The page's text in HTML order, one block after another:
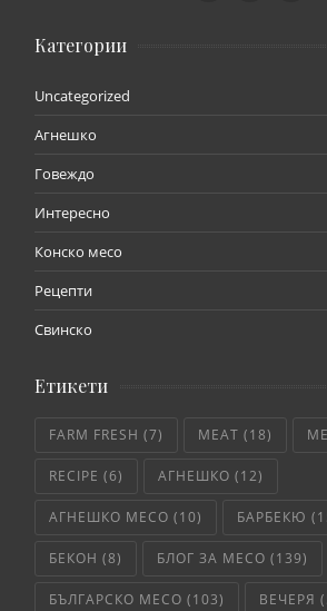
Категории
Uncategorized
Агнешко
Говеждо
Интересно
Конско месо
Рецепти
Свинско
Етикети
FARM FRESH (7) MEAT (18)
RECIPE (6) АГНЕШКО (12)
АГНЕШКО МЕСО (10) БАРБЕКЮ
БЕКОН (8) БЛОГ ЗА МЕСО (139)
БЪЛГАРСКО МЕСО (103) ВЕЧЕРЯ